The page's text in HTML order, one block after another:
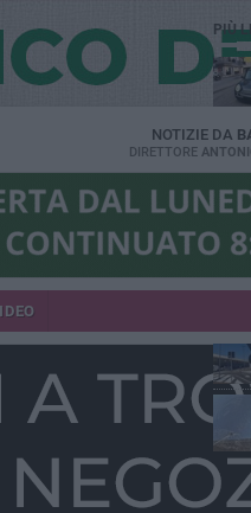
NOTIZIE DA
DIRETTORE
PIÙ